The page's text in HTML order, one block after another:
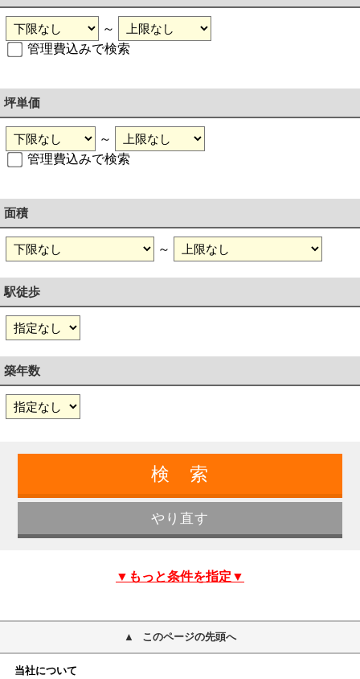
～
管理費込みで検索
坪単価
～
管理費込みで検索
面積
～
駅徒歩
築年数
▼もっと条件を指定▼
このページの先頭へ
当社について